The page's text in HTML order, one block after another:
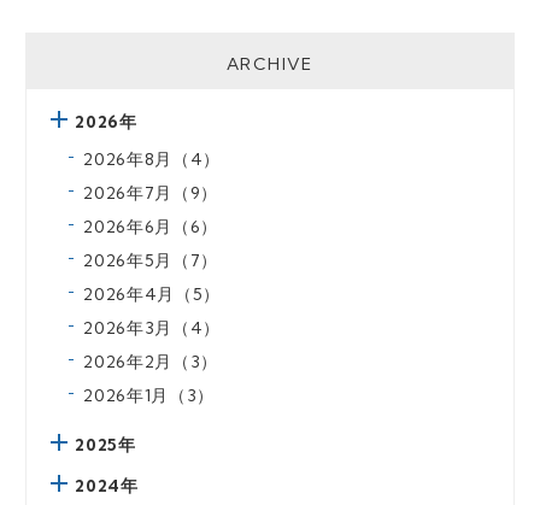
ARCHIVE
2026年
2026年8月（4）
2026年7月（9）
2026年6月（6）
2026年5月（7）
2026年4月（5）
2026年3月（4）
2026年2月（3）
2026年1月（3）
2025年
2024年